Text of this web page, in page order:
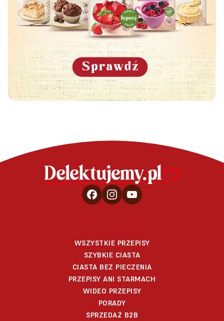
WSZYSTKIE PRZEPISY
SZYBKIE CIASTA
CIASTA BEZ PIECZENIA
PRZEPISY ANI STARMACH
WIDEO PRZEPISY
PORADY
SPRZEDAŻ B2B